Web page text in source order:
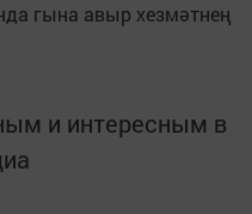
гына авыр хезмәтнең
и интересным в